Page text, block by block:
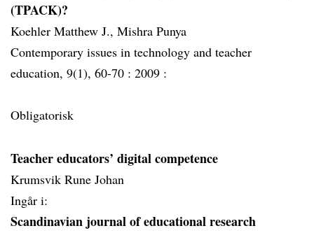
(TPACK)?
Koehler Matthew J., Mishra Punya
Contemporary issues in technology and teacher
education, 9(1), 60-70 : 2009 :
Obligatorisk
Teacher educators’ digital competence
Krumsvik Rune Johan
Ingår i:
Scandinavian journal of educational research